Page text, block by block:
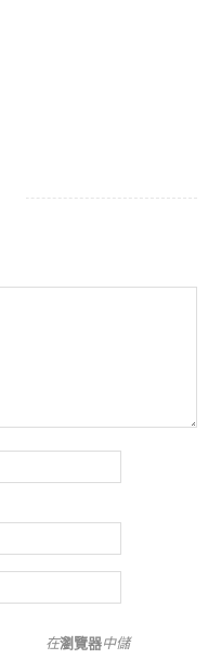
在瀏覽器中儲